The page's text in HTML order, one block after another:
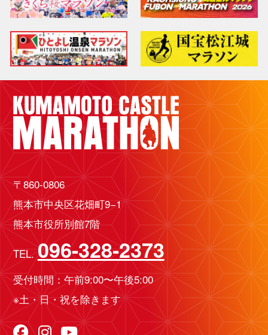
〒860-0806
熊本市中央区花畑町9−1
熊本市役所別館7階
TEL. 096-328-2373
受付時間：午前9:00〜午後5:00
※土・日・祝を除きます